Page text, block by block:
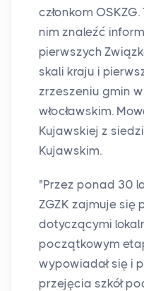
członkom
nim znaleźć
pierwszych
skali kraju i
zrzeszeniu gmin
włocławskim.
Kujawskiej z
Kujawskim.
"Przez ponad 30
ZGZK zajmuje się
dotyczącymi
początkowym
wypowiadał się i
przejęcia szkół